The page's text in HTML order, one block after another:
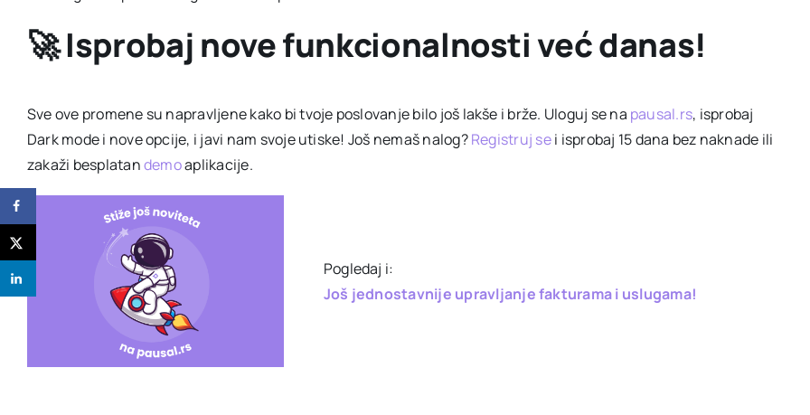
🚀 Isprobaj nove funkcionalnosti već danas!
Sve ove promene su napravljene kako bi tvoje poslovanje bilo još lakše i brže. Uloguj se na pausal.rs, isprobaj
Dark mode i nove opcije, i javi nam svoje utiske! Još nemaš nalog?Registruj sei isprobaj 15 dana bez naknade ili
zakaži besplatandemoaplikacije.
Pogledaj i:
Još jednostavnije upravljanje fakturama i uslugama!